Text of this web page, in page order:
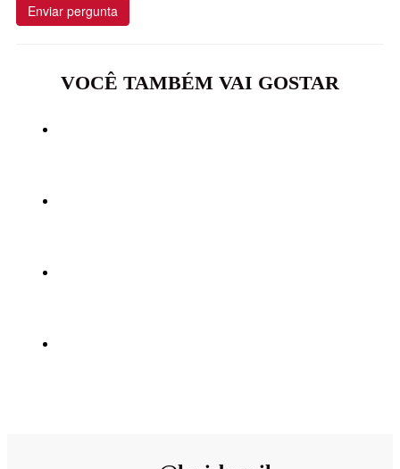
Enviar pergunta
VOCÊ TAMBÉM VAI GOSTAR